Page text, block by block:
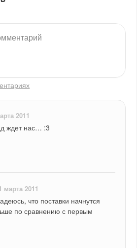
2011
ждет нас… :3
марта 2011
что поставки начнутся
по сравнению с первым